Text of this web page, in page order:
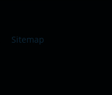
Sitemap